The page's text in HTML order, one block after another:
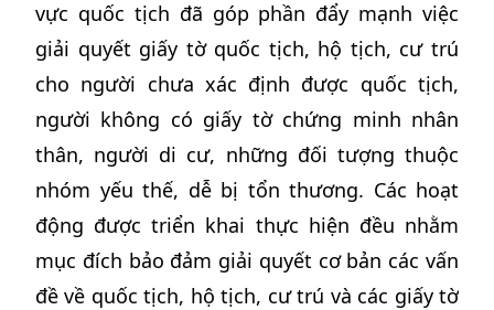
vực quốc tịch đã góp phần đẩy mạnh việc
giải quyết giấy tờ quốc tịch, hộ tịch, cư trú
cho người chưa xác định được quốc tịch,
người không có giấy tờ chứng minh nhân
thân, người di cư, những đối tượng thuộc
nhóm yếu thế, dễ bị tổn thương. Các hoạt
động được triển khai thực hiện đều nhằm
mục đích bảo đảm giải quyết cơ bản các vấn
đề về quốc tịch, hộ tịch, cư trú và các giấy tờ